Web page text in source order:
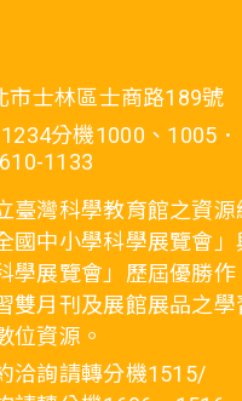
市士林區士商路189號
分機1000、1005．
1133
臺灣科學教育館之資源
國中小學科學展覽會」
學展覽會」歷屆優勝作
雙月刊及展館展品之學
位資源。
洽詢請轉分機1515/